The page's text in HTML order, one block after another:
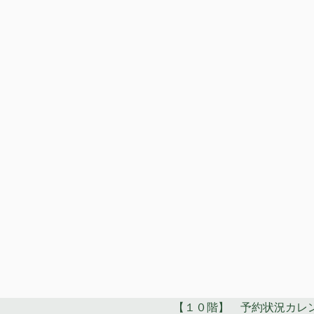
【１０階】 予約状況カレ